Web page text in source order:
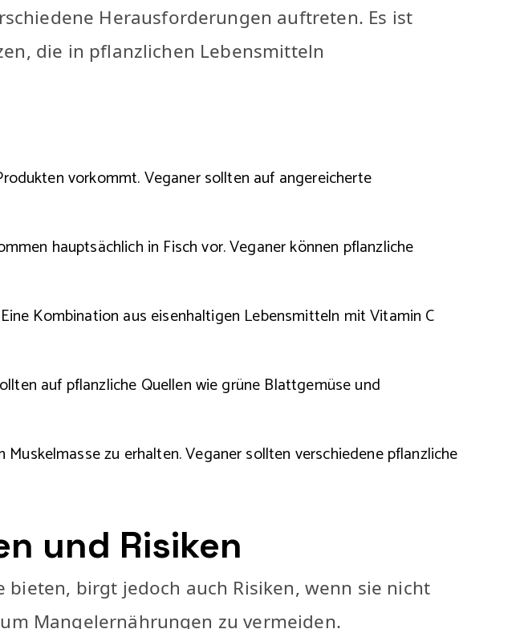
Herausforderungen auftreten. Es ist
die in pflanzlichen Lebensmitteln
vorkommt. Veganer sollten auf angereicherte
hauptsächlich in Fisch vor. Veganer können pflanzliche
Kombination aus eisenhaltigen Lebensmitteln mit Vitamin C
auf pflanzliche Quellen wie grüne Blattgemüse und
zu erhalten. Veganer sollten verschiedene pflanzliche
und Risiken
birgt jedoch auch Risiken, wenn sie nicht
Mangelernährungen zu vermeiden.